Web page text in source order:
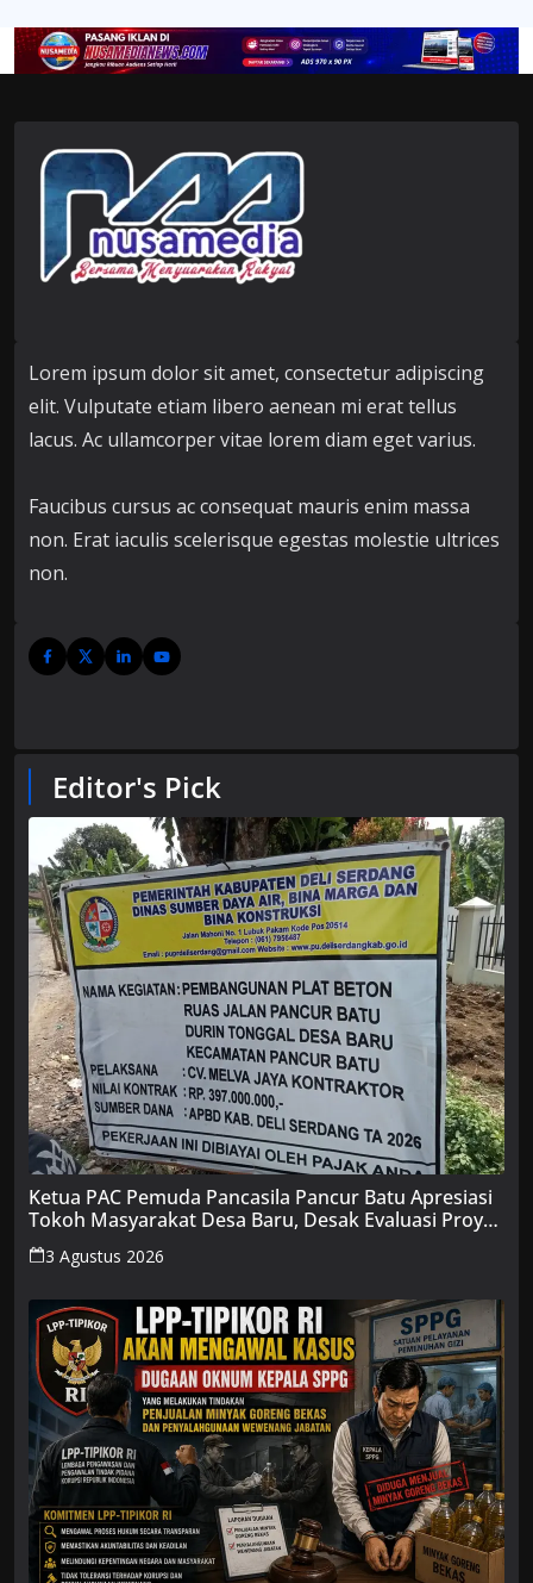
Lorem ipsum dolor sit amet, consectetur adipiscing
elit. Vulputate etiam libero aenean mi erat tellus
lacus. Ac ullamcorper vitae lorem diam eget varius.
Faucibus cursus ac consequat mauris enim massa
non. Erat iaculis scelerisque egestas molestie ultrices
non.
Editor's Pick
Ketua PAC Pemuda Pancasila Pancur Batu Apresiasi
Tokoh Masyarakat Desa Baru, Desak Evaluasi Proyek
Plat Beton Jalan Medan–Delitua
3 Agustus 2026